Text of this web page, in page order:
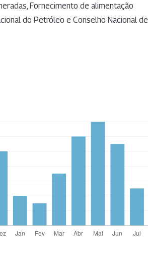
Fornecimento de alimentação
do Petróleo e Conselho Nacional de